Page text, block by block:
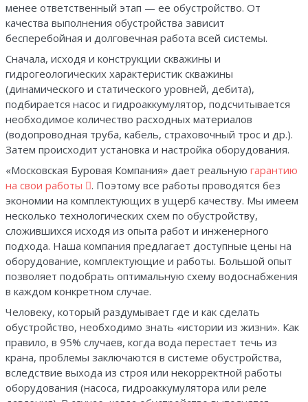
менее ответственный этап — ее обустройство. От
качества выполнения обустройства зависит
бесперебойная и долговечная работа всей системы.
Сначала, исходя и конструкции скважины и
гидрогеологических характеристик скважины
(динамического и статического уровней, дебита),
подбирается насос и гидроаккумулятор, подсчитывается
необходимое количество расходных материалов
(водопроводная труба, кабель, страховочный трос и др.).
Затем происходит установка и настройка оборудования.
«Московская Буровая Компания» дает реальную гарантию
на свои работы
. Поэтому все работы проводятся без
экономии на комплектующих в ущерб качеству. Мы имеем
несколько технологических схем по обустройству,
сложившихся исходя из опыта работ и инженерного
подхода. Наша компания предлагает доступные цены на
оборудование, комплектующие и работы. Большой опыт
позволяет подобрать оптимальную схему водоснабжения
в каждом конкретном случае.
Человеку, который раздумывает где и как сделать
обустройство, необходимо знать «истории из жизни». Как
правило, в 95% случаев, когда вода перестает течь из
крана, проблемы заключаются в системе обустройства,
вследствие выхода из строя или некорректной работы
оборудования (насоса, гидроаккумулятора или реле